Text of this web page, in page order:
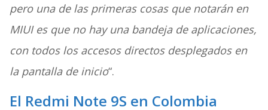
pero una de las primeras cosas que notarán en
MIUI es que no hay una bandeja de aplicaciones,
con todos los accesos directos desplegados en
la pantalla de inicio“.
El Redmi Note 9S en Colombia